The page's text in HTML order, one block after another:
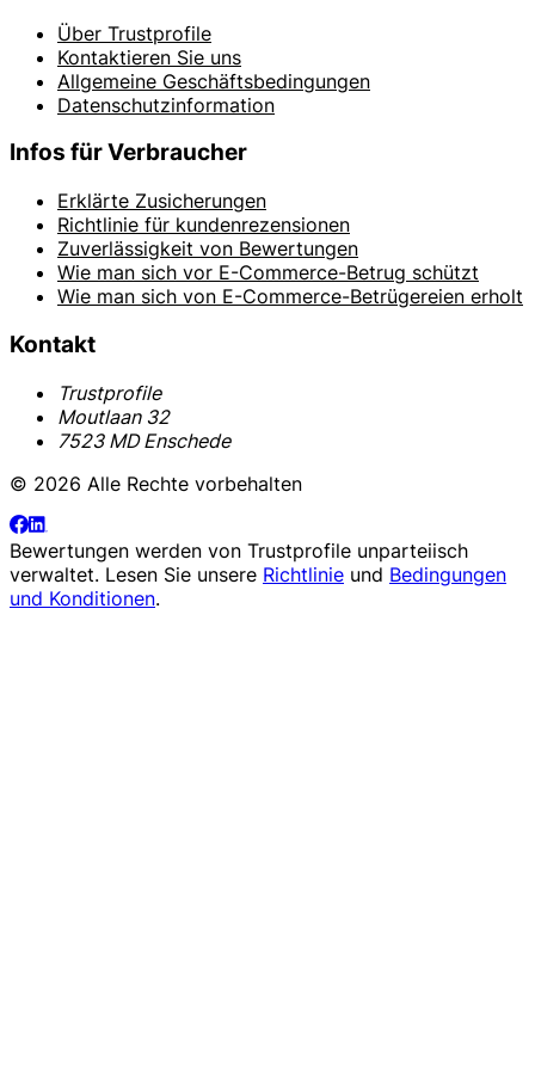
Über Trustprofile
Kontaktieren Sie uns
Allgemeine Geschäftsbedingungen
Datenschutzinformation
Infos für Verbraucher
Erklärte Zusicherungen
Richtlinie für kundenrezensionen
Zuverlässigkeit von Bewertungen
Wie man sich vor E-Commerce-Betrug schützt
Wie man sich von E-Commerce-Betrügereien erholt
Kontakt
Trustprofile
Moutlaan 32
7523 MD Enschede
© 2026 Alle Rechte vorbehalten
Bewertungen werden von Trustprofile unparteiisch
verwaltet. Lesen Sie unsere Richtlinie und Bedingungen
und Konditionen.